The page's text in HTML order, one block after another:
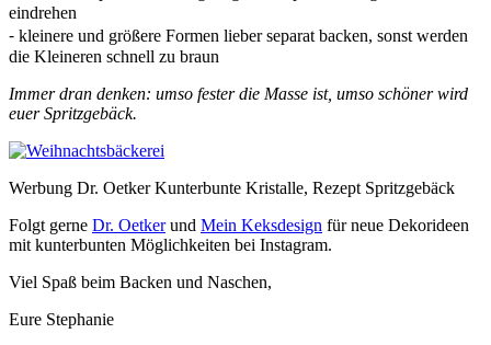
eindrehen
⁃ kleinere und größere Formen lieber separat backen, sonst werden
die Kleineren schnell zu braun
Immer dran denken: umso fester die Masse ist, umso schöner wird
euer Spritzgebäck.
Werbung Dr. Oetker Kunterbunte Kristalle, Rezept Spritzgebäck
Folgt gerne Dr. Oetkerund Mein Keksdesign für neue Dekorideen
mit kunterbunten Möglichkeiten bei Instagram.
Viel Spaß beim Backen und Naschen,
Eure Stephanie